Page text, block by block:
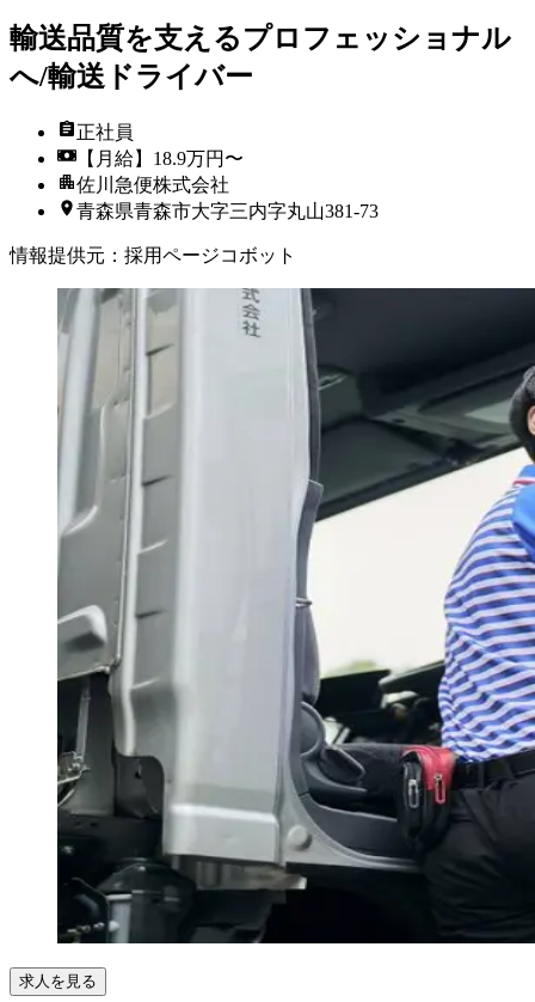
輸送品質を支えるプロフェッショナル
へ/輸送ドライバー
正社員
【月給】18.9万円〜
佐川急便株式会社
青森県青森市大字三内字丸山381-73
情報提供元 ： 採用ページコボット
求人を見る